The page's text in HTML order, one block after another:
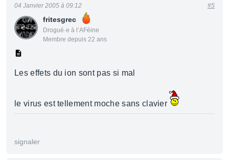
fritesgrec
Drogué·e à l’AFéine
Membre depuis 22 ans
04 Janvier 2005 à 09:12 #5
Les effets du ion sont pas si mal
le virus est tellement moche sans clavier
signaler